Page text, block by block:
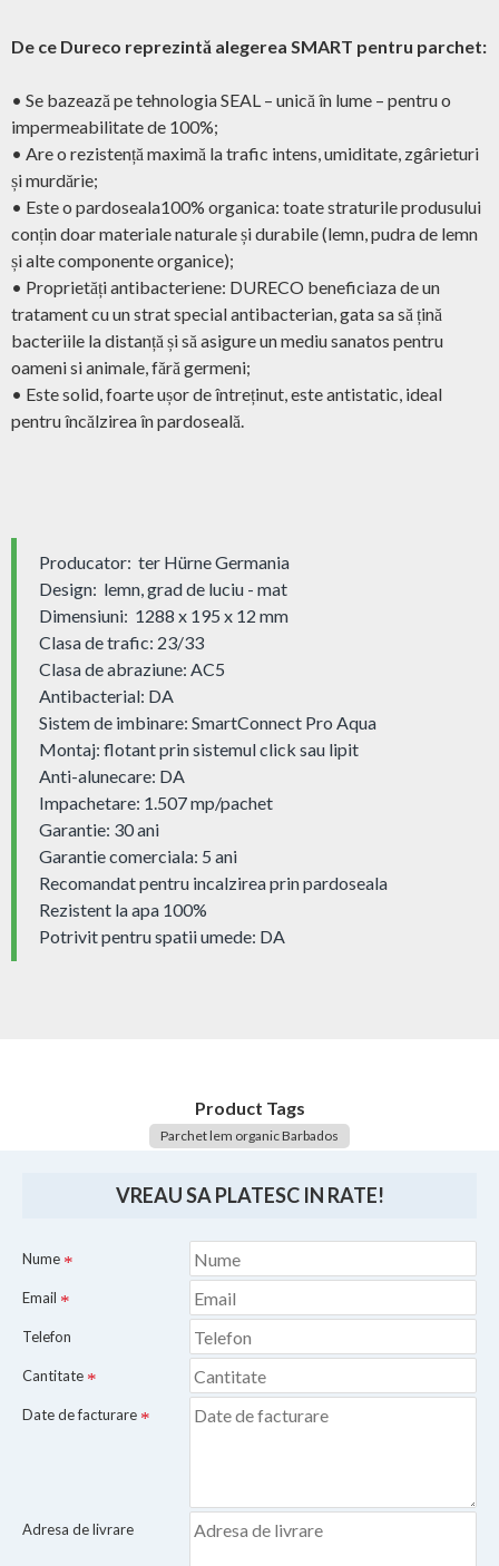
De ce Dureco reprezintă alegerea SMART pentru parchet:
• Se bazează pe tehnologia SEAL – unică în lume – pentru o
impermeabilitate de 100%;
• Are o rezistență maximă la trafic intens, umiditate, zgârieturi
și murdărie;
• Este o pardoseala100% organica: toate straturile produsului
conțin doar materiale naturale și durabile (lemn, pudra de lemn
și alte componente organice);
• Proprietăți antibacteriene: DURECO beneficiaza de un
tratament cu un strat special antibacterian, gata sa să țină
bacteriile la distanță și să asigure un mediu sanatos pentru
oameni si animale, fără germeni;
• Este solid, foarte ușor de întreținut, este antistatic, ideal
pentru încălzirea în pardoseală.
Producator: ter Hürne Germania
Design: lemn, grad de luciu - mat
Dimensiuni: 1288 x 195 x 12 mm
Clasa de trafic: 23/33
Clasa de abraziune: AC5
Antibacterial: DA
Sistem de imbinare: SmartConnect Pro Aqua
Montaj: flotant prin sistemul click sau lipit
Anti-alunecare: DA
Impachetare: 1.507 mp/pachet
Garantie: 30 ani
Garantie comerciala: 5 ani
Recomandat pentru incalzirea prin pardoseala
Rezistent la apa 100%
Potrivit pentru spatii umede: DA
Product Tags
Parchet lem organic Barbados
VREAU SA PLATESC IN RATE!
Nume
Email
Telefon
Cantitate
Date de facturare
Adresa de livrare